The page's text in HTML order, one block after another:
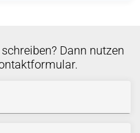
Dann nutzen